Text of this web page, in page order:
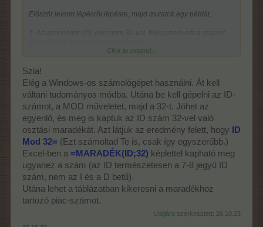
Először leírom lépésről lépésre, majd mutatok egy példát.
2. Az előző pontban mondhatni hazudtam, csak a tizedesvessző
3. Ezt az értéket megszorzom 32-vel,
szám ot kaptam volna,akkor nagyon egyszerű, 0*32= 0
Ha eddig minden jól sikerült egy 0 és 31 közé eső számot
kaptam. Ez még nem a piac száma!
Példa (könnyebb számolás miatt egy kicsi számot hoztam)
1. lépés
12.345/32=385,78125
2. lépés
Igazán, csak a tizedesvessző utáni értékekre vagyok kíváncsi,
ezeket egy képzeletbeli 0 mögé helyezem.
0,78125
3. lépés
Click to expand...
Szia!
Elég a Windows-os számológépet használni. Át kell
váltani tudományos módba. Utána be kell gépelni az ID-
számot, a MOD műveletet, majd a 32-t. Jöhet az
egyenlő, és meg is kaptuk az ID szám 32-vel való
osztási maradékát. Azt látjuk az eredmény felett, hogy
ID
Mod 32= (Ezt számoltad Te is, csak így egyszerűbb.)
Excel-ben a =MARADÉK(ID;32) képlettel kapható meg
ugyanez a szám (az ID természetesen a 7-8 jegyű ID
szám, nem az I és a D betű).
Utána lehet a táblázatban kikeresni a maradékhoz
tartozó piac-számot.
Utoljára szerkesztett: 26.10.23